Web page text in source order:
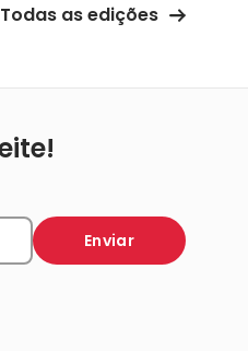
Todas as edições